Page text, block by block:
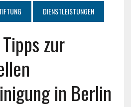
DIENSTLEISTUNGEN
zur
in Berlin